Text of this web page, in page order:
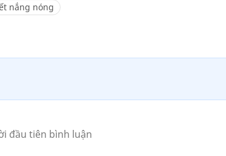
nắng nóng